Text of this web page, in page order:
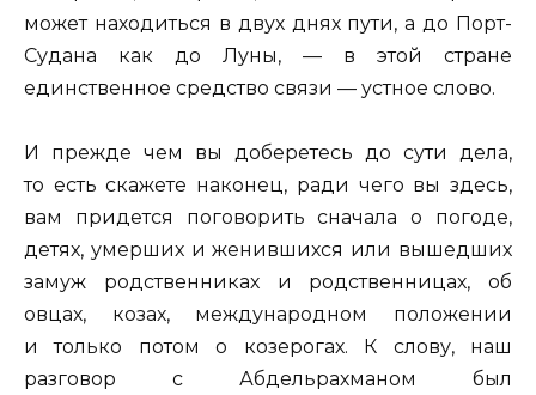
может находиться в двух днях пути, а до Порт-
Судана как до Луны, — в этой стране
единственное средство связи — устное слово.
И прежде чем вы доберетесь до сути дела,
то есть скажете наконец, ради чего вы здесь,
вам придется поговорить сначала о погоде,
детях, умерших и женившихся или вышедших
замуж родственниках и родственницах, об
овцах, козах, международном положении
и только потом о козерогах. К слову, наш
разговор с Абдельрахманом был